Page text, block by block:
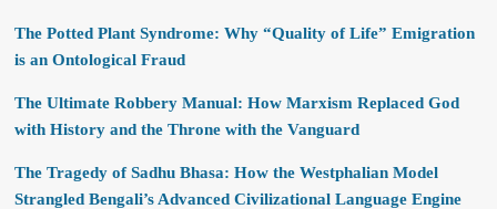
The Potted Plant Syndrome: Why “Quality of Life” Emigration
is an Ontological Fraud
The Ultimate Robbery Manual: How Marxism Replaced God
with History and the Throne with the Vanguard
The Tragedy of Sadhu Bhasa: How the Westphalian Model
Strangled Bengali’s Advanced Civilizational Language Engine